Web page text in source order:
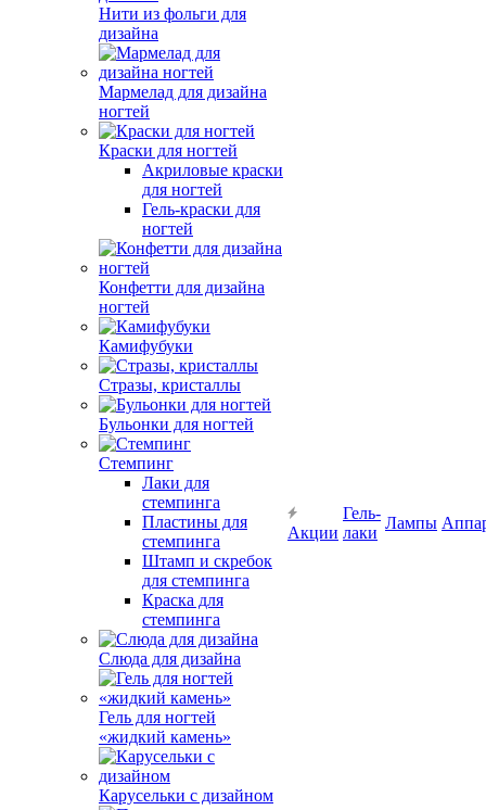
Нити из фольги для
дизайна
Мармелад для дизайна
ногтей
Краски для ногтей
Акриловые краски
для ногтей
Гель-краски для
ногтей
Конфетти для дизайна
ногтей
Камифубуки
Стразы, кристаллы
Бульонки для ногтей
Стемпинг
Лаки для
стемпинга
Пластины для
стемпинга
Штамп и скребок
для стемпинга
Краска для
стемпинга
Слюда для дизайна
Гель для ногтей
«жидкий камень»
Карусельки с дизайном
Акции
Гель-
лаки
Лампы